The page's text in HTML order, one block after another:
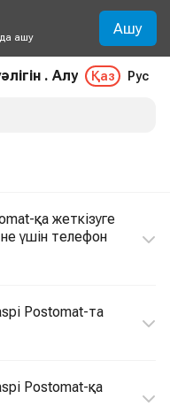
ашу Ашу
. Алу Қаз Рус
қа жеткізуге
үшін телефон
Postomat-та
Postomat-қа